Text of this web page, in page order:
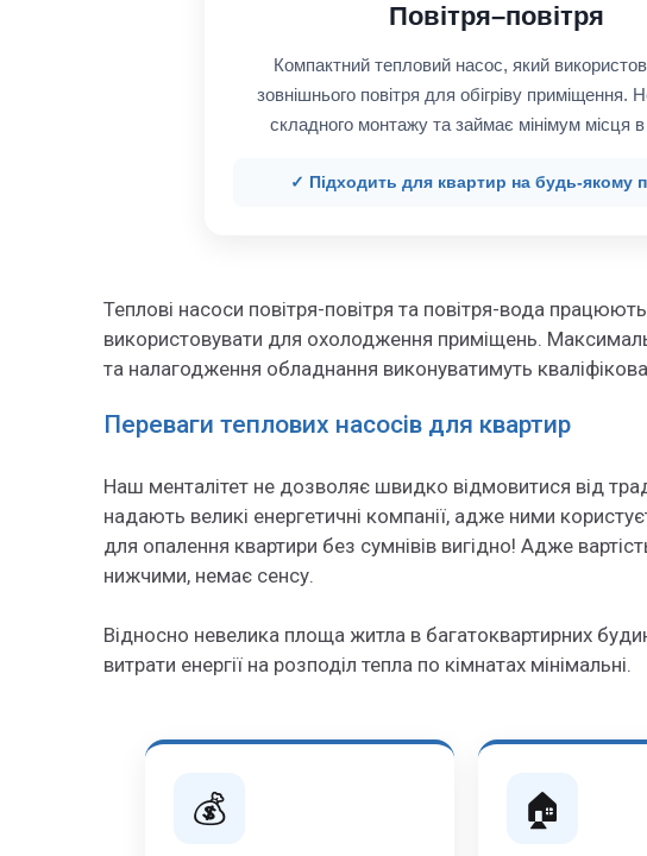
Повітря–повітря
Компактний тепловий насос, який
зовнішнього повітря для обігріву приміщення.
складного монтажу та займає мінімум місця в
✓ Підходить для квартир на будь-якому
Теплові насоси повітря-повітря та повітря-вода
використовувати для охолодження приміщень.
та налагодження обладнання виконуватимуть
Переваги теплових насосів для квартир
Наш менталітет не дозволяє швидко відмовитися від
надають великі енергетичні компанії, адже ними
для опалення квартири без сумнівів вигідно! Адже
нижчими, немає сенсу.
Відносно невелика площа житла в багатоквартирних
витрати енергії на розподіл тепла по кімнатах мінімальні.
💰 🏠